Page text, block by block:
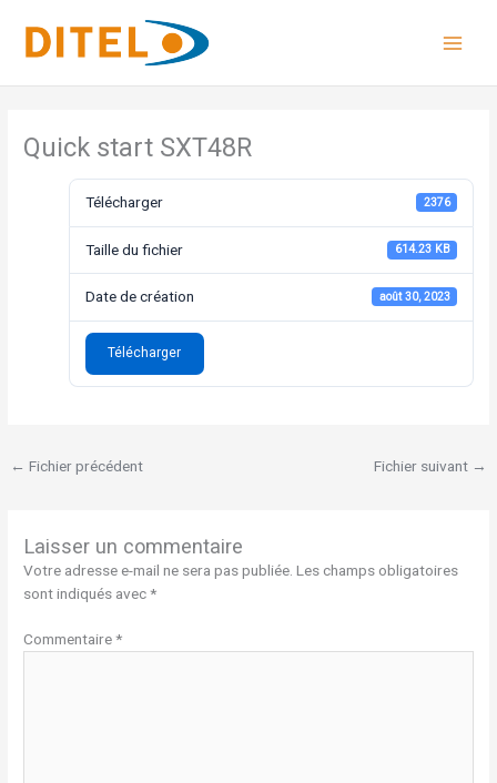
contenu
Quick start SXT48R
Télécharger 2376
Taille du fichier 614.23 KB
Date de création août 30, 2023
Télécharger
← Fichier précédent Fichier suivant →
Laisser un commentaire
Votre adresse e-mail ne sera pas publiée. Les champs obligatoires
sont indiqués avec*
Commentaire*